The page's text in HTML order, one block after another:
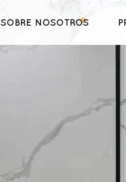
SOBRE NOSOTROS